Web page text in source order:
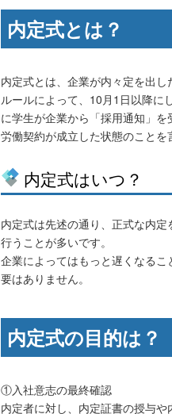
内定式とは？
内定式とは、企業が内々定を出
ルールによって、10月1日以降に
に学生が企業から「採用通知」を
労働契約が成立した状態のことを
内定式はいつ？
内定式は先述の通り、正式な内
行うことが多いです。
企業によってはもっと遅くなる
要はありません。
内定式の目的は？
①入社意志の最終確認
内定者に対し、内定証書の授与